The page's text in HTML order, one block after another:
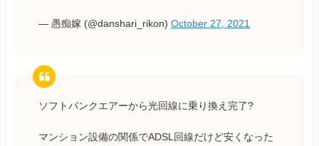
— 愚痴嫁 (@danshari_rikon) October 27, 2021
ソフトバンクエアーから光回線に乗り換え完了?
マンション設備の関係でADSL回線だけど安くなった